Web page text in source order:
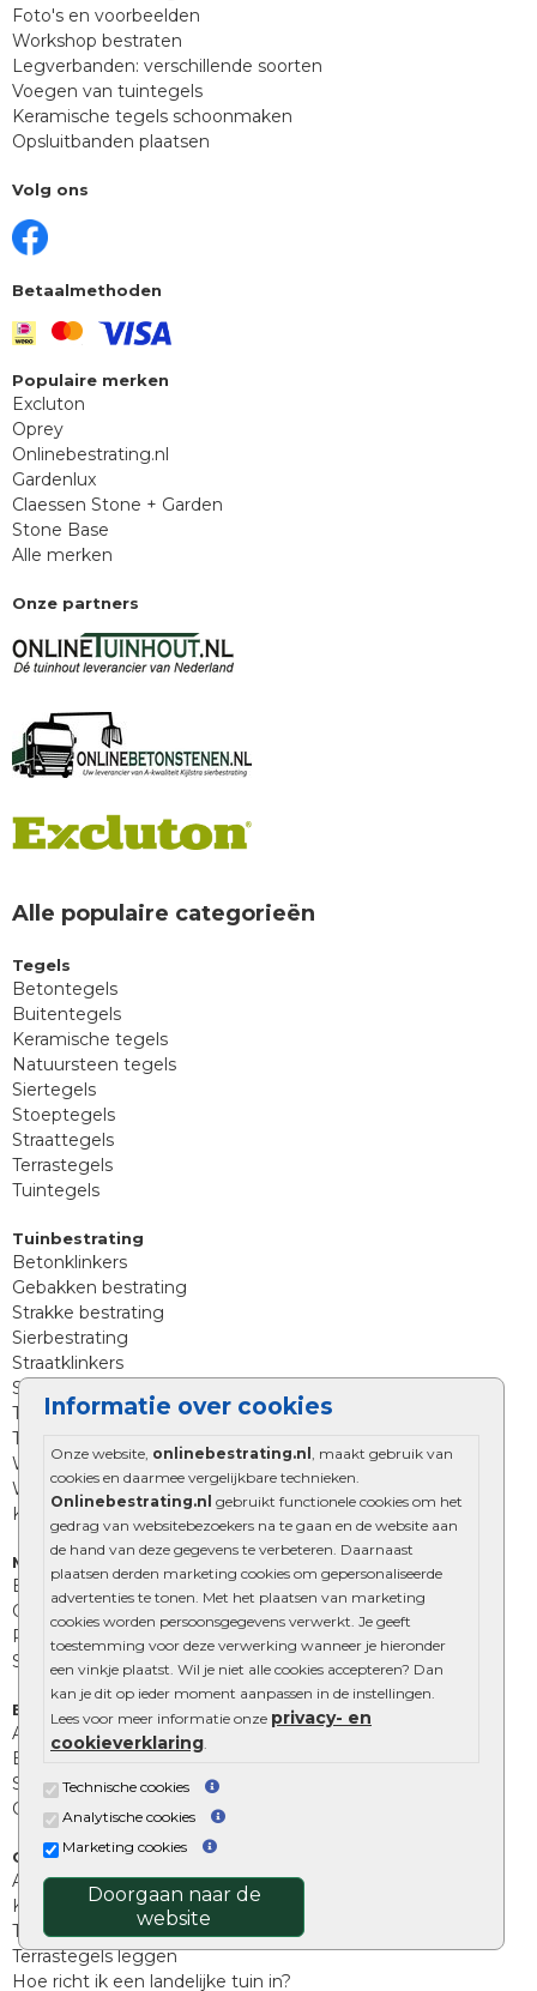
Informatie over cookies
Onze website, onlinebestrating.nl
, maakt gebruik van
cookies en daarmee vergelijkbare technieken.
Onlinebestrating.nl gebruikt functionele cookies om het
gedrag van websitebezoekers na te gaan en de website aan
de hand van deze gegevens te verbeteren. Daarnaast
plaatsen derden marketing cookies om gepersonaliseerde
advertenties te tonen. Met het plaatsen van marketing
cookies worden persoonsgegevens verwerkt. Je geeft
toestemming voor deze verwerking wanneer je hieronder
een vinkje plaatst. Wil je niet alle cookies accepteren? Dan
kan je dit op ieder moment aanpassen in de instellingen.
Lees voor meer informatie onze privacy- en
cookieverklaring
Technische cookies
Analytische cookies
Marketing cookies
Doorgaan naar de
website
Foto's en voorbeelden
Workshop bestraten
Legverbanden: verschillende soorten
Voegen van tuintegels
Keramische tegels schoonmaken
Opsluitbanden plaatsen
Volg ons
Betaalmethoden
Populaire merken
Excluton
Oprey
Onlinebestrating.nl
Gardenlux
Claessen Stone + Garden
Stone Base
Alle merken
Onze partners
Alle populaire categorieën
Tegels
Betontegels
Buitentegels
Keramische tegels
Natuursteen tegels
Siertegels
Stoeptegels
Straattegels
Terrastegels
Tuintegels
Tuinbestrating
Betonklinkers
Gebakken bestrating
Strakke bestrating
Sierbestrating
Straatklinkers
Straatstenen
Trommelstenen
Tuinstenen
Waalformaat
Wildverband bestrating
Kingstones
Muurelementen
Betonbielzen
Opsluitbanden
Palissades
Stapelblokken
Extra benodigdheden
Afwatering en diversen
Beplantings en betonelementen
Split, grind en zand
Oprit tegels
Overig
Aanbiedingen
Kunstgras
Tuintegels outlet
Terrastegels leggen
Hoe richt ik een landelijke tuin in?